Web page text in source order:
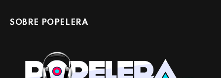
SOBRE POPELERA